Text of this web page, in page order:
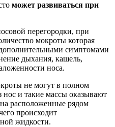
может развиваться при
перегородки, при
мокроты которая
симптомами
дыхания, кашель,
носа.
не могут в полном
нос и такие массы оказывают
расположенные рядом
происходит
жидкости.